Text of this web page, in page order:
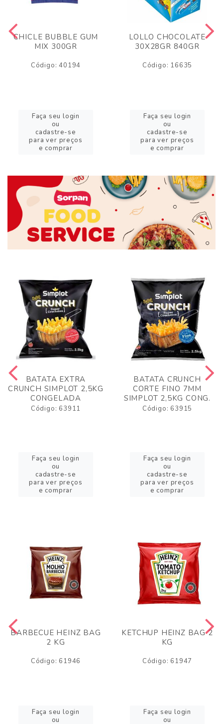
CHICLE BUBBLE GUM
MIX 300GR
Código: 40194
Faça seu login
ou
cadastre-se
para ver preços
e comprar
LOLLO CHOCOLATE
30X28GR 840GR
Código: 16635
Faça seu login
ou
cadastre-se
para ver preços
e comprar
BATATA EXTRA
CRUNCH SIMPLOT 2,5KG
CONGELADA
Código: 63911
Faça seu login
ou
cadastre-se
para ver preços
e comprar
BATATA CRUNCH
CORTE FINO 7MM
SIMPLOT 2,5KG CONG.
Código: 63915
Faça seu login
ou
cadastre-se
para ver preços
e comprar
BARBECUE HEINZ BAG
2 KG
Código: 61946
Faça seu login
ou
KETCHUP HEINZ BAG 2
KG
Código: 61947
Faça seu login
ou